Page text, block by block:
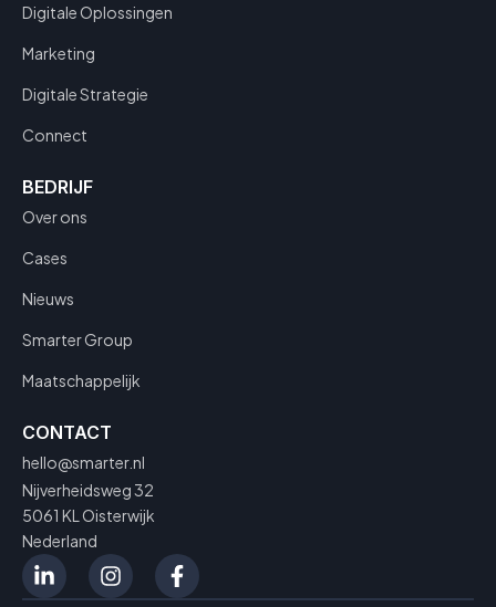
Digitale Oplossingen
Marketing
Digitale Strategie
Connect
BEDRIJF
Over ons
Cases
Nieuws
Smarter Group
Maatschappelijk
CONTACT
hello@smarter.nl
Nijverheidsweg 32
5061 KL Oisterwijk
Nederland